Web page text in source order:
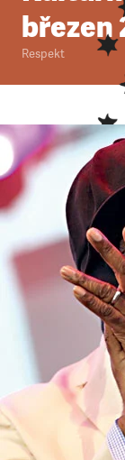
březen
Respekt